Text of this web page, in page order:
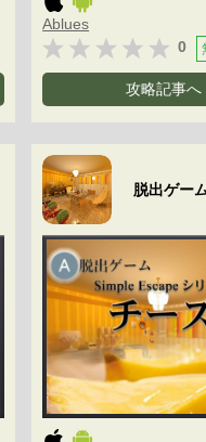
Ablues
0
攻略記事へ
脱出ゲー